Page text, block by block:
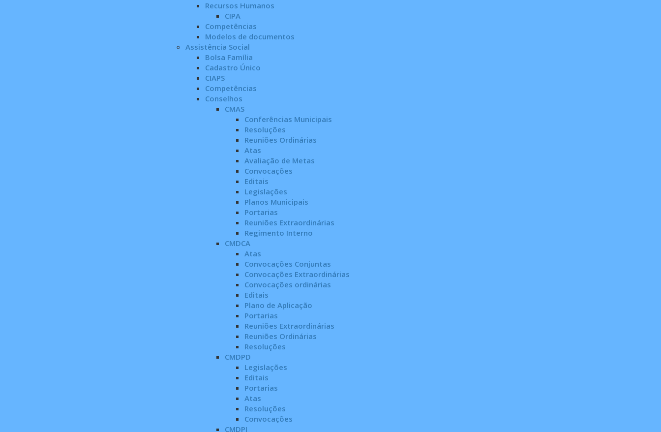
Recursos Humanos
CIPA
Competências
Modelos de documentos
Assistência Social
Bolsa Família
Cadastro Único
CIAPS
Competências
Conselhos
CMAS
Conferências Municipais
Resoluções
Reuniões Ordinárias
Atas
Avaliação de Metas
Convocações
Editais
Legislações
Planos Municipais
Portarias
Reuniões Extraordinárias
Regimento Interno
CMDCA
Atas
Convocações Conjuntas
Convocações Extraordinárias
Convocações ordinárias
Editais
Plano de Aplicação
Portarias
Reuniões Extraordinárias
Reuniões Ordinárias
Resoluções
CMDPD
Legislações
Editais
Portarias
Atas
Resoluções
Convocações
CMDPI